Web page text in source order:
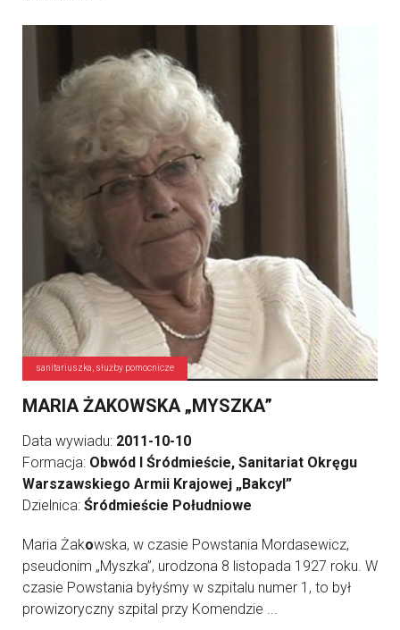
sanitariuszka, służby pomocnicze
MARIA ŻAKOWSKA „MYSZKA”
Data wywiadu: 2011-10-10
Formacja: Obwód I Śródmieście, Sanitariat Okręgu
Warszawskiego Armii Krajowej „Bakcyl”
Dzielnica: Śródmieście Południowe
Maria Żakowska, w czasie Powstania Mordasewicz,
pseudonim „Myszka”, urodzona 8 listopada 1927 roku. W
czasie Powstania byłyśmy w szpitalu numer 1, to był
prowizoryczny szpital przy Komendzie ...